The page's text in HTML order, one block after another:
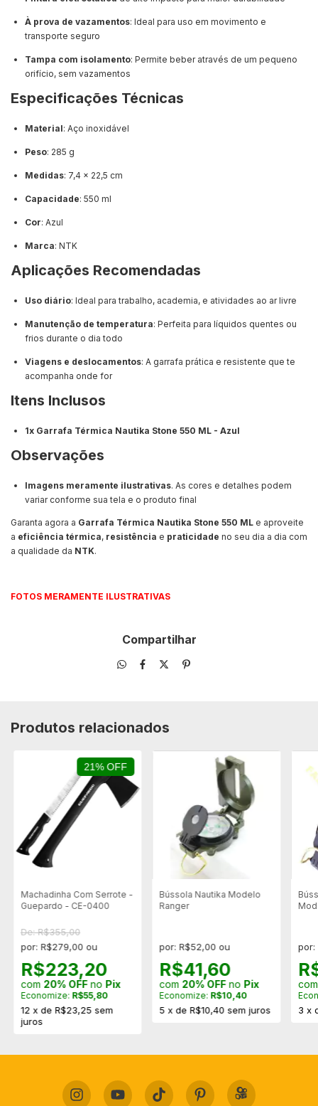
À prova de vazamentos: Ideal para uso em movimento e
transporte seguro
Tampa com isolamento: Permite beber através de um pequeno
orifício, sem vazamentos
Especificações Técnicas
Material: Aço inoxidável
Peso: 285 g
Medidas: 7,4 x 22,5 cm
Capacidade: 550 ml
Cor: Azul
Marca: NTK
Aplicações Recomendadas
Uso diário: Ideal para trabalho, academia, e atividades ao ar livre
Manutenção de temperatura: Perfeita para líquidos quentes ou
frios durante o dia todo
Viagens e deslocamentos: A garrafa prática e resistente que te
acompanha onde for
Itens Inclusos
1x Garrafa Térmica Nautika Stone 550 ML - Azul
Observações
Imagens meramente ilustrativas. As cores e detalhes podem
variar conforme sua tela e o produto final
Garanta agora a Garrafa Térmica Nautika Stone 550 ML e aproveite
a eficiência térmica, resistência e praticidade no seu dia a dia com
a qualidade da NTK.
FOTOS MERAMENTE ILUSTRATIVAS
Compartilhar
Produtos relacionados
21% OFF
Machadinha Com Serrote -
Guepardo - CE-0400
De: R$355,00
por: R$279,00 ou
R$223,20
com 20% OFFno Pix
Economize: R$55,80
12 x de R$23,25 sem
juros
Bússola Nautika Modelo
Ranger
por: R$52,00 ou
R$41,60
com 20% OFFno Pix
Economize: R$10,40
5 xdeR$10,40 sem juros
por:
3 x